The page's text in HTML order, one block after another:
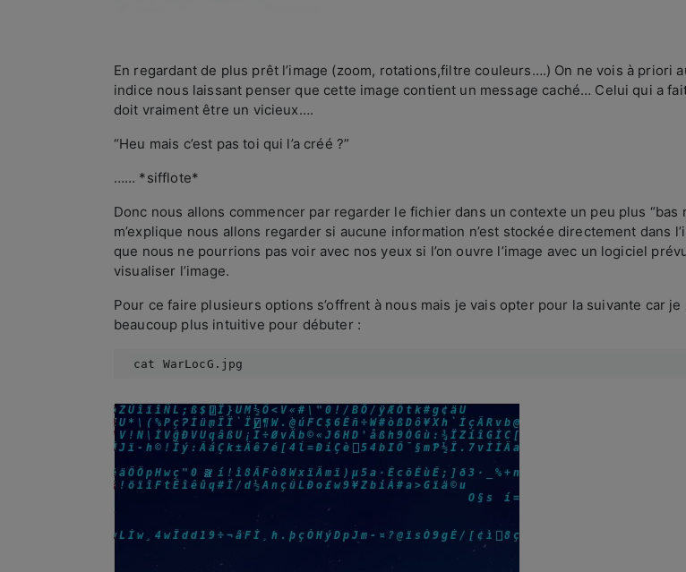
En regardant de plus prêt l’image (zoom, rotations,filtre couleurs….) On ne vois à priori
indice nous laissant penser que cette image contient un message caché… Celui qui a
doit vraiment être un vicieux….
“Heu mais c’est pas toi qui l’a créé ?”
…… *sifflote*
Donc nous allons commencer par regarder le fichier dans un contexte un peu plus “bas
m’explique nous allons regarder si aucune information n’est stockée directement dans
que nous ne pourrions pas voir avec nos yeux si l’on ouvre l’image avec un logiciel
visualiser l’image.
Pour ce faire plusieurs options s’offrent à nous mais je vais opter pour la suivante car je
beaucoup plus intuitive pour débuter :
cat WarLocG.jpg